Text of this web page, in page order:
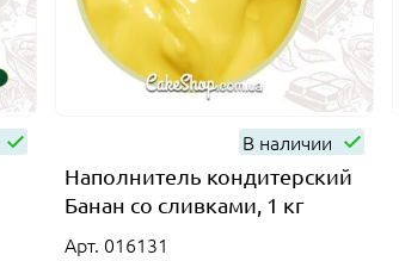
В наличии
Наполнитель кондитерский
Банан со сливками, 1 кг
Арт. 016131